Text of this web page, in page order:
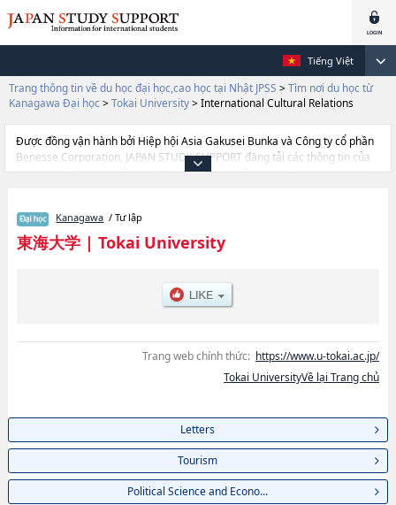
Tiếng Việt
Trang thông tin về du học đại học,cao học tại Nhật JPSS > Tìm nơi du học từ
Kanagawa Đại học > Tokai University> International Cultural Relations
Được đồng vận hành bởi Hiệp hội Asia Gakusei Bunka và Công ty cổ phần
Benesse Corporation, JAPAN STUDY SUPPORT đăng tải các thông tin của
khoảng 1.300 trường đại học, cao học, trường đại học ngắn hạn, trường
thiết dành cho du học sinh, như là về các Ngành LettershoặcNgành
TourismhoặcNgành Political Science and EconomicshoặcNgành
LawhoặcNgành Humanities and CulturehoặcNgành Physical
TechnologyhoặcNgành EngineeringhoặcNgành Information and
Telecommunication EngineeringhoặcNgành Marine Science and
MedicinehoặcNgành Biological Sciences hoặcNgành Cultural and
SocialhoặcNgành Health StudieshoặcNgành Global StudieshoặcNgành
Childhood EducationhoặcNgành Architecture and Urban
lượng tuyển sinh, số lượng trúng tuyển, cở sở trang thiết bị, hướng dẫn địa
điểm v.v...
Kanagawa / Tư lập
東海大学| Tokai University
Trang web chính thức: https://www.u-tokai.ac.jp/
Tokai UniversityVề lại Trang chủ
Letters
Tourism
Political Science and Econo...